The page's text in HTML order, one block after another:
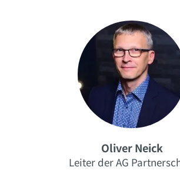
Oliver Neick
Leiter der AG